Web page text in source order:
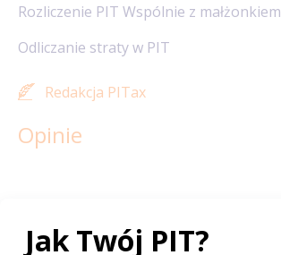
Rozliczenie PIT Wspólnie z małżonkiem
Odliczanie straty w PIT
Redakcja PITax
Opinie